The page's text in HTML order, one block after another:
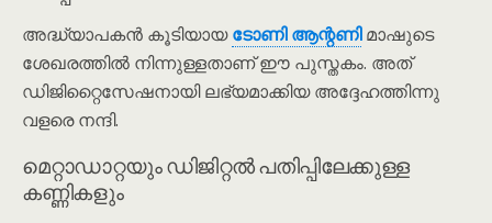
അദ്ധ്യാപകൻ കൂടിയായടോണി ആന്റണിമാഷുടെ
ശേഖരത്തിൽ നിന്നുള്ളതാണ് ഈ പുസ്തകം. അത്
ഡിജിറ്റൈസേഷനായി ലഭ്യമാക്കിയ അദ്ദേഹത്തിന്നു
വളരെ നന്ദി.
മെറ്റാഡാറ്റയും ഡിജിറ്റൽ പതിപ്പിലേക്കുള്ള
കണ്ണികളും